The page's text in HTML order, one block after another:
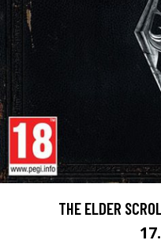
THE ELDER